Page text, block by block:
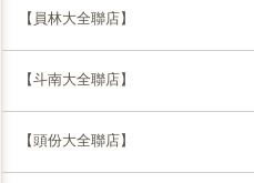
【員林大全聯店】
【斗南大全聯店】
【頭份大全聯店】